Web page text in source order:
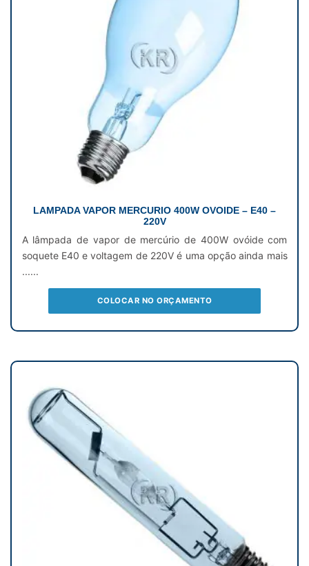
LAMPADA VAPOR MERCURIO 400W OVOIDE – E40 –
220V
A lâmpada de vapor de mercúrio de 400W ovóide com
soquete E40 e voltagem de 220V é uma opção ainda mais
......
COLOCAR NO ORÇAMENTO